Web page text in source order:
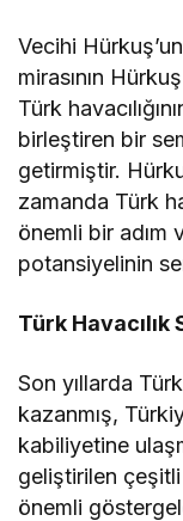
Vecihi
mirasının
Türk
birleştiren bir
getirmiştir.
zamanda Türk
önemli bir adım
potansiyelinin
Türk
Son yıllarda
kazanmış,
kabiliyetine
geliştirilen
önemli